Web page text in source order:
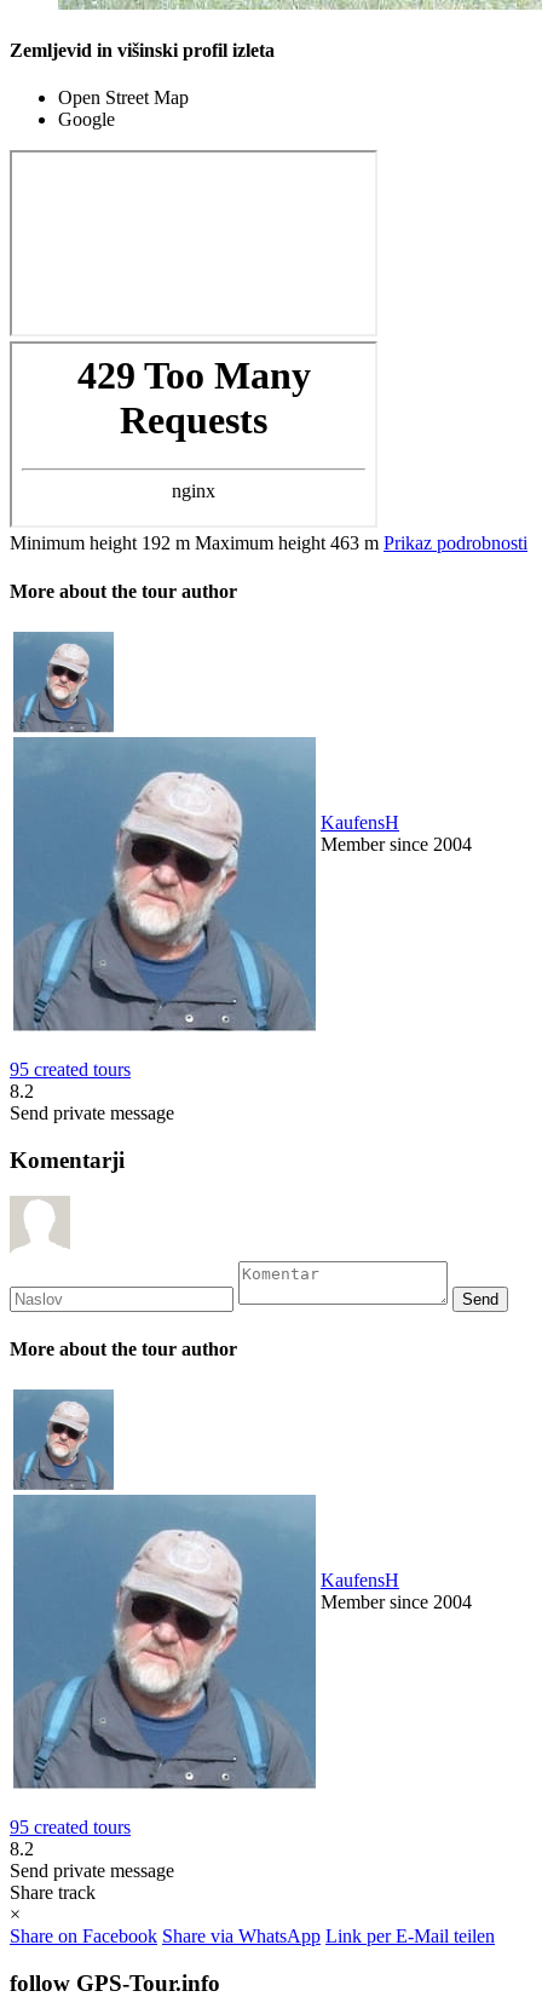
Zemljevid in višinski profil izleta
Open Street Map
Google
Minimum height 192 m Maximum height 463 m Prikaz podrobnosti
More about the tour author
KaufensH
Member since 2004
95 created tours
8.2
Send private message
Komentarji
More about the tour author
KaufensH
Member since 2004
95 created tours
8.2
Send private message
Share track
×
Share on Facebook Share via WhatsApp Link per E-Mail teilen
follow GPS-Tour.info